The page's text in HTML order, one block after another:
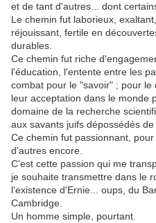
et de tant d'autres... dont
Le chemin fut laborieux,
réjouissant, fertile en
durables.
Ce chemin fut riche
l'éducation, l'entente entre les
combat pour le "savoir" ; pour
leur acceptation dans le monde
domaine de la recherche
aux savants juifs dépossédés
Ce chemin fut passionnant,
d'autres encore.
C'est cette passion qui me
je souhaite transmettre dans le
l'existence d'Ernie... oups, du
Cambridge.
Un homme simple, pourtant.